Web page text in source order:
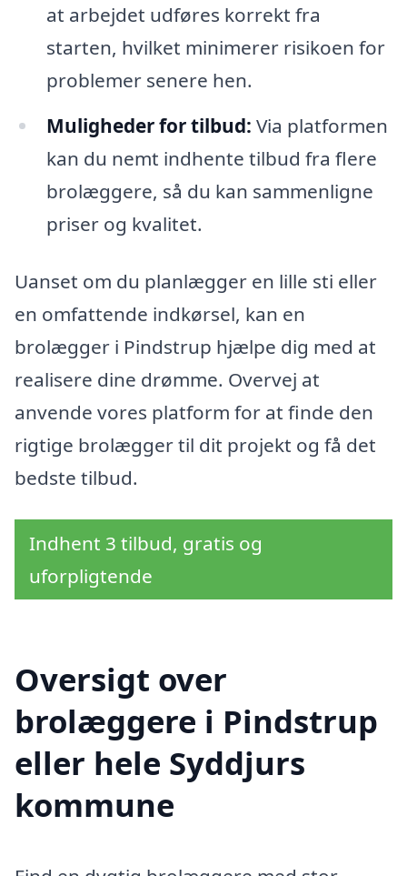
at arbejdet udføres korrekt fra
starten, hvilket minimerer risikoen for
problemer senere hen.
Muligheder for tilbud: Via platformen
kan du nemt indhente tilbud fra flere
brolæggere, så du kan sammenligne
priser og kvalitet.
Uanset om du planlægger en lille sti eller
en omfattende indkørsel, kan en
brolægger i Pindstrup hjælpe dig med at
realisere dine drømme. Overvej at
anvende vores platform for at finde den
rigtige brolægger til dit projekt og få det
bedste tilbud.
Indhent 3 tilbud, gratis og
uforpligtende
Oversigt over
brolæggere i Pindstrup
eller hele Syddjurs
kommune